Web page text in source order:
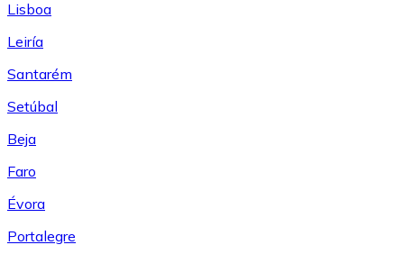
Lisboa
Leiría
Santarém
Setúbal
Beja
Faro
Évora
Portalegre